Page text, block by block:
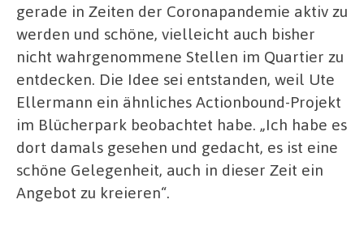
gerade in Zeiten der Coronapandemie aktiv zu
werden und schöne, vielleicht auch bisher
nicht wahrgenommene Stellen im Quartier zu
entdecken. Die Idee sei entstanden, weil Ute
Ellermann ein ähnliches Actionbound-Projekt
im Blücherpark beobachtet habe. „Ich habe es
dort damals gesehen und gedacht, es ist eine
schöne Gelegenheit, auch in dieser Zeit ein
Angebot zu kreieren“.